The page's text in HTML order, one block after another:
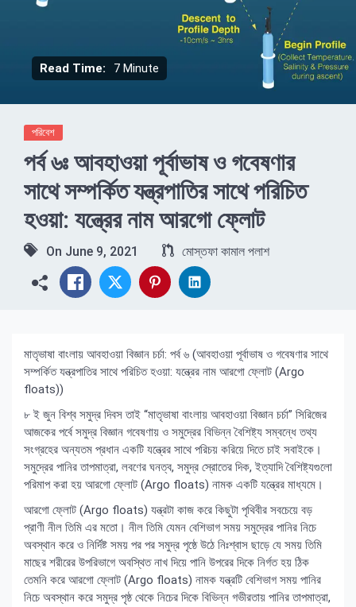
Read Time: 7 Minute
পরিবেশ
পর্ব ৬ঃ আবহাওয়া পূর্বাভাষ ও গবেষণার
সাথে সম্পর্কিত যন্ত্রপাতির সাথে পরিচিত
হওয়া: যন্ত্রের নাম আরগো ফ্লোট
On June 9, 2021 মোস্তফা কামাল পলাশ
মাতৃভাষা বাংলায় আবহাওয়া বিজ্ঞান চর্চা: পর্ব ৬ (আবহাওয়া পূর্বাভাষ ও গবেষণার সাথে
সম্পর্কিত যন্ত্রপাতির সাথে পরিচিত হওয়া: যন্ত্রের নাম আরগো ফ্লোট (Argo
floats))
৮ ই জুন বিশ্ব সমুদ্র দিবস তাই “মাতৃভাষা বাংলায় আবহাওয়া বিজ্ঞান চর্চা” সিরিজের
আজকের পর্বে সমুদ্র বিজ্ঞান গবেষণায় ও সমুদ্রের বিভিন্ন বৈশিষ্ট্য সম্বন্ধে তথ্য
সংগ্রহের অন্যতম প্রধান একটি যন্ত্রের সাথে পরিচয় করিয়ে দিতে চাই সবাইকে।
সমুদ্রের পানির তাপমাত্রা, লবণের ঘনত্ব, সমুদ্র স্রোতের দিক, ইত্যাদি বৈশিষ্ট্যগুলো
পরিমাপ করা হয় আরগো ফ্লোট (Argo floats) নামক একটি যন্ত্রের মাধ্যমে।
আরগো ফ্লোট (Argo floats) যন্ত্রটা কাজ করে কিছুটা পৃথিবীর সবচেয়ে বড়
প্রাণী নীল তিমি এর মতো। নীল তিমি যেমন বেশিভাগ সময় সমুদ্রের পানির নিচে
অবস্থান করে ও নির্দিষ্ট সময় পর পর সমুদ্র পৃষ্ঠে উঠে নিঃশ্বাস ছাড়ে যে সময় তিমি
মাছের শরীরের উপরিভাগে অবস্থিত নাখ দিয়ে পানি উপরের দিকে নির্গত হয় ঠিক
তেমনি করে আরগো ফ্লোট (Argo floats) নামক যন্ত্রটি বেশিভাগ সময় পানির
নিচে অবস্থান করে সমুদ্র পৃষ্ঠ থেকে নিচের দিকে বিভিন্ন গভীরতায় পানির তাপমাত্রা,